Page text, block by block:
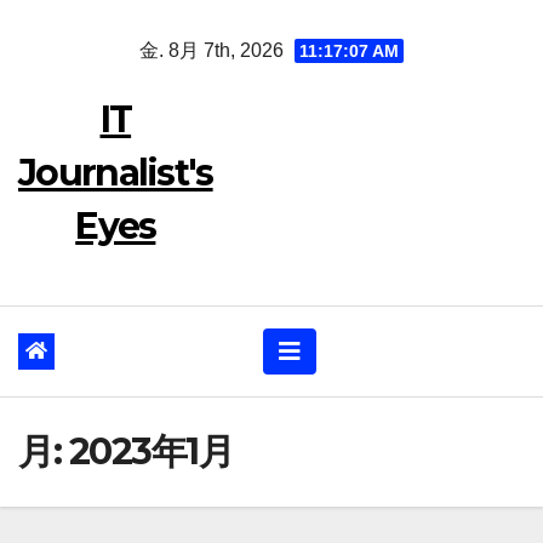
金. 8月 7th, 2026 11:17:08 AM
IT
Journalist's
Eyes
月:2023年1月